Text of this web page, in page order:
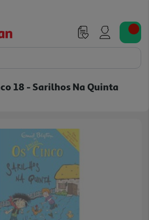
18 - Sarilhos Na Quinta